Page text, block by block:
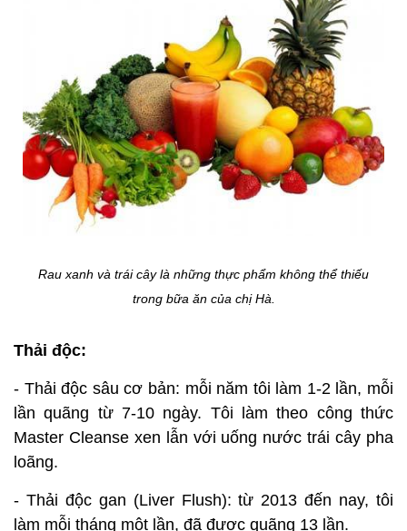
Rau xanh và trái cây là những thực phẩm không thể thiếu
trong bữa ăn của chị Hà.
Thải độc:
- Thải độc sâu cơ bản: mỗi năm tôi làm 1-2 lần, mỗi
lần quãng từ 7-10 ngày. Tôi làm theo công thức
Master Cleanse xen lẫn với uống nước trái cây pha
loãng.
- Thải độc gan (Liver Flush): từ 2013 đến nay, tôi
làm mỗi tháng một lần, đã được quãng 13 lần.